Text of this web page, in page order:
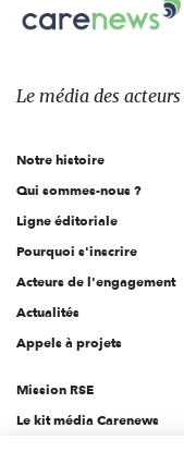
sur:
Le
des
l'engagement
Le média des acteurs
Notre histoire
Qui sommes-nous ?
Ligne éditoriale
Pourquoi s'inscrire
Acteurs de l'engagement
Actualités
Appels à projets
Mission RSE
Le kit média Carenews